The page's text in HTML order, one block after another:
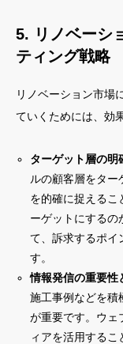
5. リノベーシ
ティング戦略
リノベーション市場
ていくためには、効
ターゲット層の明
ルの顧客層をタ
を的確に捉えるこ
ーゲットにするの
て、訴求するポイ
す。
情報発信の重要性
施工事例などを積
が重要です。ウェ
ィアを活用する